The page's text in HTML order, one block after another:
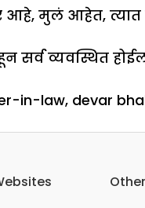
आहे, मुलं आहेत, त्यात
सर्व व्यवस्थित
in-law, devar